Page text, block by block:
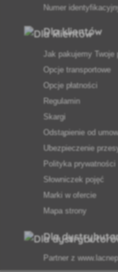
Numer
Dla klientów
Jak pakujemy Twoje
Opcje transportowe
Opcje płatności
Regulamin
Skargi
Odstąpienie od
Ubezpieczenie
Polityka prywatności
Słowniczek pojęć
Marki w ofercie
Mapa strony
Dla
Partner z